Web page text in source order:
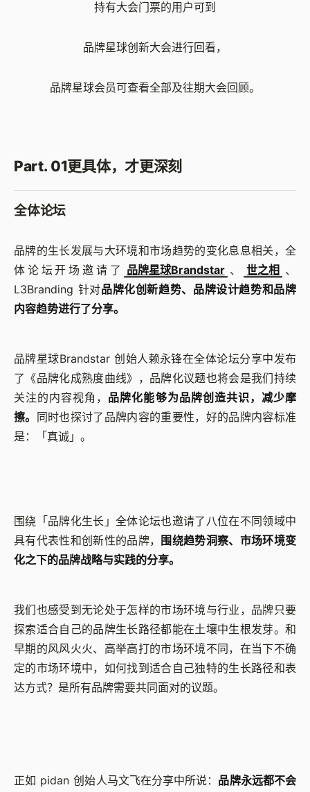
持有大会门票的用户可到
品牌星球创新大会进行回看，
品牌星球会员可查看全部及往期大会回顾。
Part. 01更具体，才更深刻
全体论坛
品牌的生长发展与大环境和市场趋势的变化息息相关，全
体论坛开场邀请了 品牌星球Brandstar 、 世之相 、
L3Branding 针对品牌化创新趋势、品牌设计趋势和品牌
内容趋势进行了分享。
品牌星球Brandstar 创始人赖永锋在全体论坛分享中发布
了《品牌化成熟度曲线》，品牌化议题也将会是我们持续
关注的内容视角， 品牌化能够为品牌创造共识，减少摩
擦。 同时也探讨了品牌内容的重要性，好的品牌内容标准
是：「真诚」。
围绕「品牌化生长」全体论坛也邀请了八位在不同领域中
具有代表性和创新性的品牌，
围绕趋势洞察、市场环境变
化之下的品牌战略与实践的分享。
我们也感受到无论处于怎样的市场环境与行业，品牌只要
探索适合自己的品牌生长路径都能在土壤中生根发芽。和
早期的风风火火、高举高打的市场环境不同，在当下不确
定的市场环境中，如何找到适合自己独特的生长路径和表
达方式？是所有品牌需要共同面对的议题。
正如 pidan 创始人马文飞在分享中所说： 品牌永远都不会